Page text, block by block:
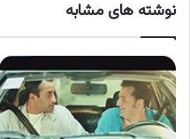
نوشته های مشابه